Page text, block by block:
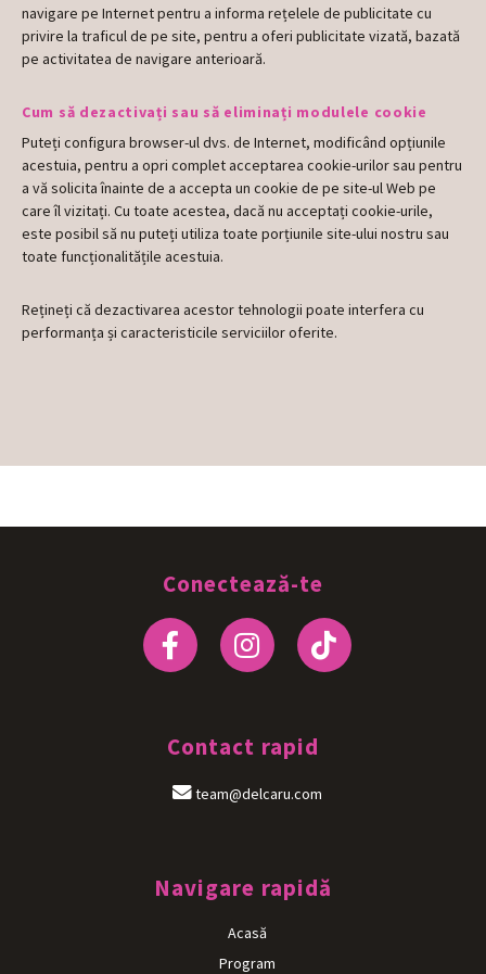
navigare pe Internet pentru a informa rețelele de publicitate cu
privire la traficul de pe site, pentru a oferi publicitate vizată, bazată
pe activitatea de navigare anterioară.
Cum să dezactivați sau să eliminați modulele cookie
Puteți configura browser-ul dvs. de Internet, modificând opțiunile
acestuia, pentru a opri complet acceptarea cookie-urilor sau pentru
a vă solicita înainte de a accepta un cookie de pe site-ul Web pe
care îl vizitați. Cu toate acestea, dacă nu acceptați cookie-urile,
este posibil să nu puteți utiliza toate porțiunile site-ului nostru sau
toate funcționalitățile acestuia.
Rețineți că dezactivarea acestor tehnologii poate interfera cu
performanța și caracteristicile serviciilor oferite.
Conectează-te
Contact rapid
team@delcaru.com
Navigare rapidă
Acasă
Program